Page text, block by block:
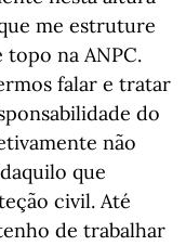
me estruture
na ANPC.
falar e tratar
do
não
que
civil. Até
de trabalhar